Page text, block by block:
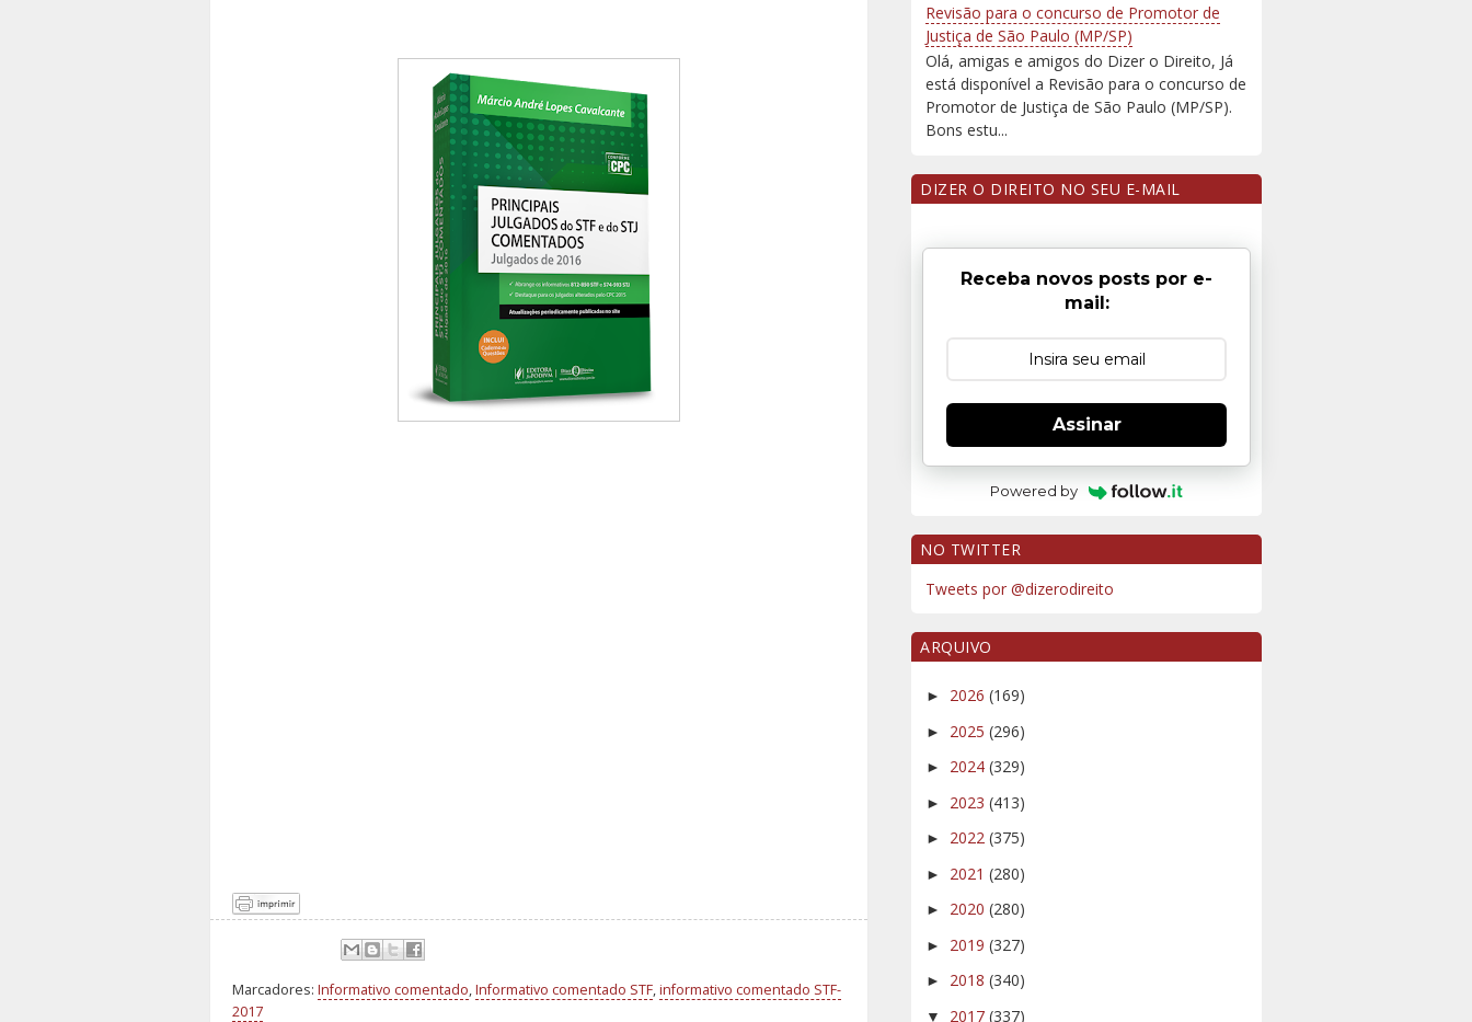
Marcadores: Informativo comentado,Informativo comentado STF,informativo comentado STF-
2017
Revisão para o concurso de Promotor de
Justiça de São Paulo (MP/SP)
Olá, amigas e amigos do Dizer o Direito, Já
está disponível a Revisão para o concurso de
Promotor de Justiça de São Paulo (MP/SP).
Bons estu...
DIZER O DIREITO NO SEU E-MAIL
Receba novos posts por e-
mail:
Assinar
Powered by
NO TWITTER
Tweets por @dizerodireito
ARQUIVO
► 2026 (169)
► 2025 (296)
► 2024 (329)
► 2023 (413)
► 2022 (375)
► 2021 (280)
► 2020 (280)
► 2019 (327)
► 2018 (340)
▼ 2017 (337)